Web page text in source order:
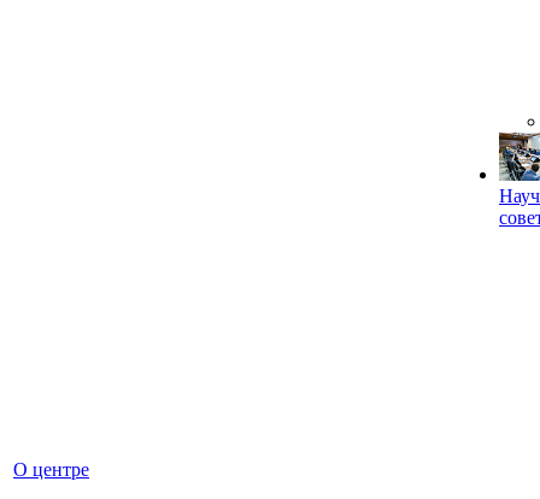
О центре